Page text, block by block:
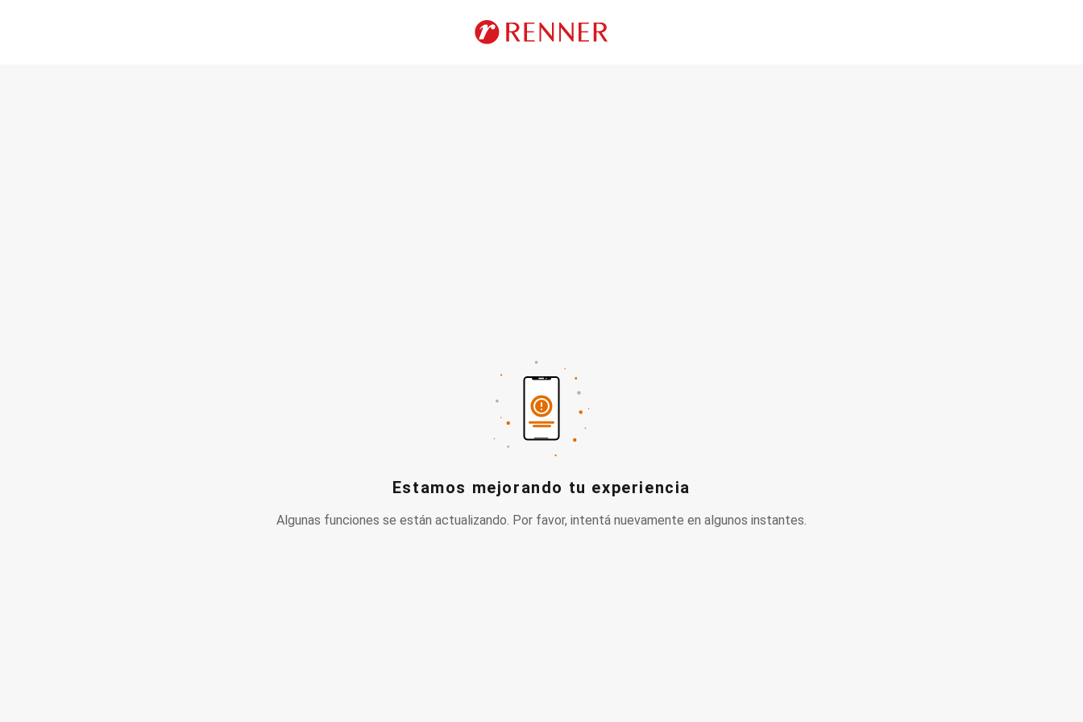
Estamos mejorando tu experiencia
Algunas funciones se están actualizando. Por favor, intentá nuevamente en algunos instantes.